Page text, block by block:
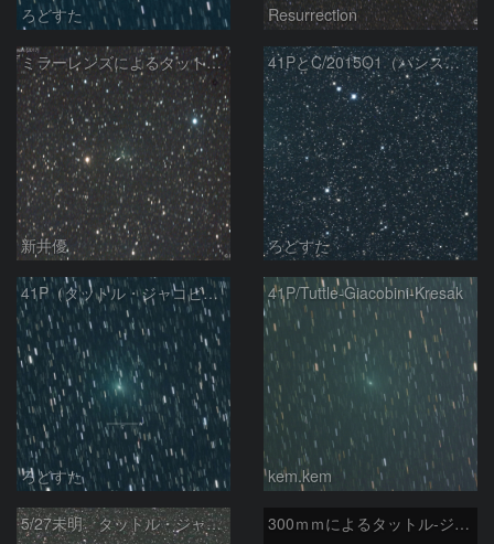
ろどすた Resurrection
ミラーレンズによるタットル-ジャコビニ-クレサーク彗星
新井優
41PとC/2015O1（パンスターズ彗星）
ろどすた
41P（タットル・ジャコビニ・クレサック彗星）
ろどすた
41P/Tuttle-Giacobini-Kresak
kem.kem
5/27未明 タットル・ジャコビニ・クレサーク彗星（41P） 300ｍｍによるタットル-ジャコビニ-クレサーク彗星